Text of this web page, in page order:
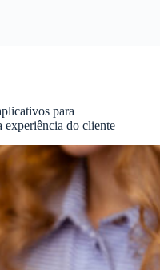
para
experiência do cliente